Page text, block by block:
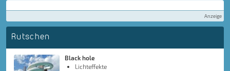
Anzeige
Rutschen
Black hole
Lichteffekte